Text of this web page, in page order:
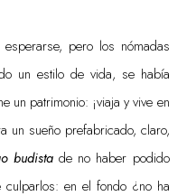
pero los nómadas
un estilo de vida, se había
un patrimonio: ¡viaja y vive en
un sueño prefabricado, claro,
budista de no haber podido
culparlos: en el fondo ¿no ha